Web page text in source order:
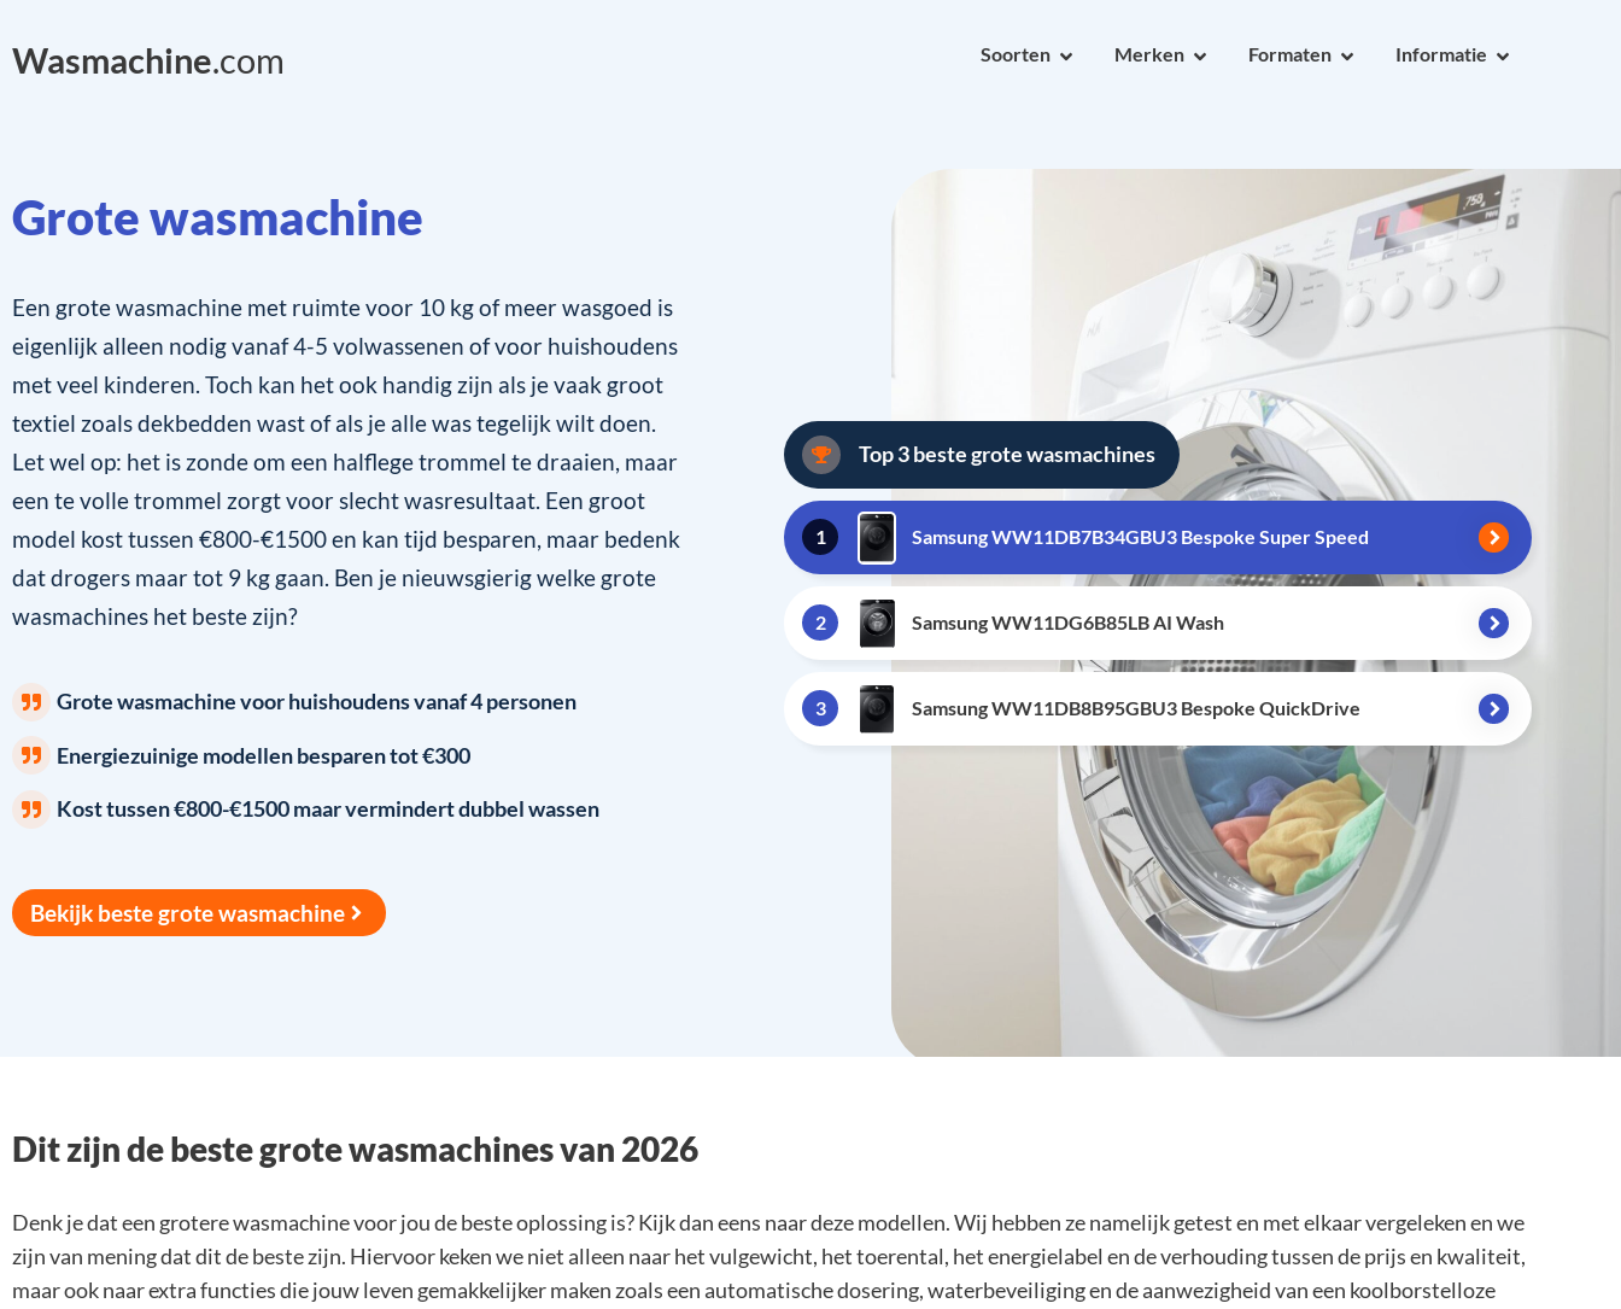
Wasmachine.com Soorten Merken Formaten Informatie
Grote wasmachine
Een grote wasmachine met ruimte voor 10 kg of meer wasgoed is
eigenlijk alleen nodig vanaf 4-5 volwassenen of voor huishoudens
met veel kinderen. Toch kan het ook handig zijn als je vaak groot
textiel zoals dekbedden wast of als je alle was tegelijk wilt doen.
Let wel op: het is zonde om een halflege trommel te draaien, maar
een te volle trommel zorgt voor slecht wasresultaat. Een groot
model kost tussen €800-€1500 en kan tijd besparen, maar bedenk
dat drogers maar tot 9 kg gaan. Ben je nieuwsgierig welke grote
wasmachines het beste zijn?
Grote wasmachine voor huishoudens vanaf 4 personen
Energiezuinige modellen besparen tot €300
Kost tussen €800-€1500 maar vermindert dubbel wassen
Bekijk beste grote wasmachine
Top 3 beste grote wasmachines
1 Samsung WW11DB7B34GBU3 Bespoke Super Speed
2 Samsung WW11DG6B85LB AI Wash
3 Samsung WW11DB8B95GBU3 Bespoke QuickDrive
Dit zijn de beste grote wasmachines van 2026
Denk je dat een grotere wasmachine voor jou de beste oplossing is? Kijk dan eens naar deze modellen. Wij hebben ze namelijk getest en met elkaar vergeleken en we
zijn van mening dat dit de beste zijn. Hiervoor keken we niet alleen naar het vulgewicht, het toerental, het energielabel en de verhouding tussen de prijs en kwaliteit,
maar ook naar extra functies die jouw leven gemakkelijker maken zoals een automatische dosering, waterbeveiliging en de aanwezigheid van een koolborstelloze